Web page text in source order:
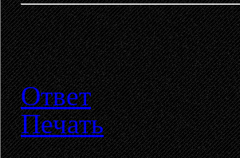
Ответ
Печать